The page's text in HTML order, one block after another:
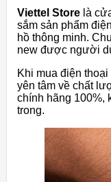
Viettel Store là
sắm sản phẩm
hồ thông minh.
new được người
Khi mua điện
yên tâm về chất
chính hãng 100%,
trong.